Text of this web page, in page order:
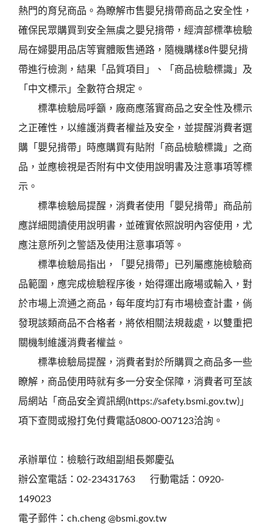
熱門的育兒商品。為瞭解市售嬰兒揹帶商品之安全性，
確保民眾購買到安全無虞之嬰兒揹帶，經濟部標準檢驗
局在婦嬰用品店等實體販售通路，隨機購樣8件嬰兒揹
帶進行檢測，結果「品質項目」、「商品檢驗標識」及
「中文標示」全數符合規定。
標準檢驗局呼籲，廠商應落實商品之安全性及標示
之正確性，以維護消費者權益及安全，並提醒消費者選
購「嬰兒揹帶」時應購買有貼附「商品檢驗標識」之商
品，並應檢視是否附有中文使用說明書及注意事項等標
示。
標準檢驗局提醒，消費者使用「嬰兒揹帶」商品前
應詳細閱讀使用說明書，並確實依照說明內容使用，尤
應注意所列之警語及使用注意事項等。
標準檢驗局指出，「嬰兒揹帶」已列屬應施檢驗商
品範圍，應完成檢驗程序後，始得運出廠場或輸入，對
於市場上流通之商品，每年度均訂有市場檢查計畫，倘
發現該類商品不合格者，將依相關法規裁處，以雙重把
關機制維護消費者權益。
標準檢驗局提醒，消費者對於所購買之商品多一些
瞭解，商品使用時就有多一分安全保障，消費者可至該
局網站「商品安全資訊網(https://safety.bsmi.gov.tw)」
項下查閱或撥打免付費電話0800-007123洽詢。
承辦單位：檢驗行政組副組長鄭慶弘
辦公室電話：02-23431763 行動電話：0920-
149023
電子郵件：ch.cheng @bsmi.gov.tw